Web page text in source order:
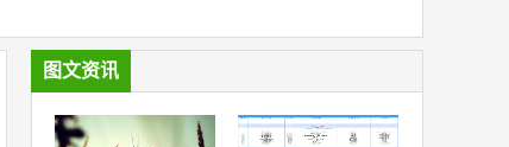
图文资讯